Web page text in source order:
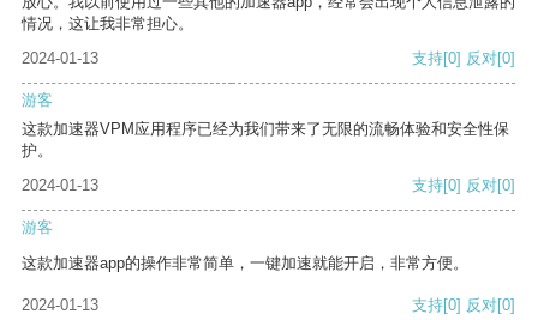
情况，这让我非常担心。
2024-01-13
支持[0] 反对[0]
游客
这款加速器VPM应用程序已经为我们带来了无限的流畅体验和安全性保
护。
2024-01-13
支持[0] 反对[0]
游客
这款加速器app的操作非常简单，一键加速就能开启，非常方便。
2024-01-13 支持[0] 反对[0]